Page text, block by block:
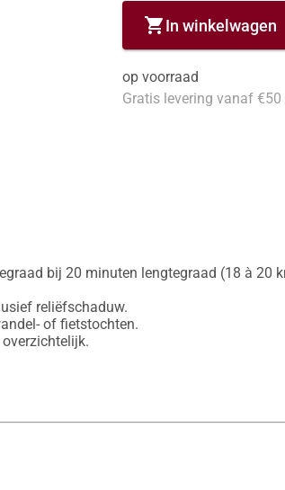
shopping_cartIn winkelwagen
op voorraad
Gratis levering vanaf €50
bij 20 minuten lengtegraad (18 à 20
reliëfschaduw.
of fietstochten.